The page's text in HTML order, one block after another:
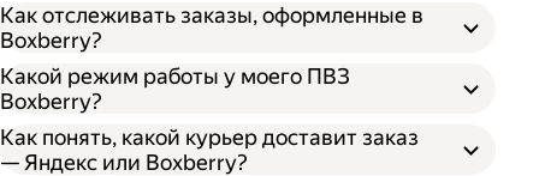
Как отслеживать заказы, оформленные в
Boxberry?
Какой режим работы у моего ПВЗ
Boxberry?
Как понять, какой курьер доставит заказ
— Яндекс или Boxberry?